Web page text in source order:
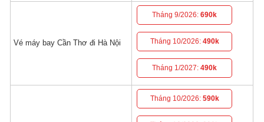
Vé máy bay Cần Thơ đi Hà Nội
Tháng 9/2026:690k
Tháng 10/2026: 490k
Tháng 1/2027:490k
Tháng 10/2026: 590k